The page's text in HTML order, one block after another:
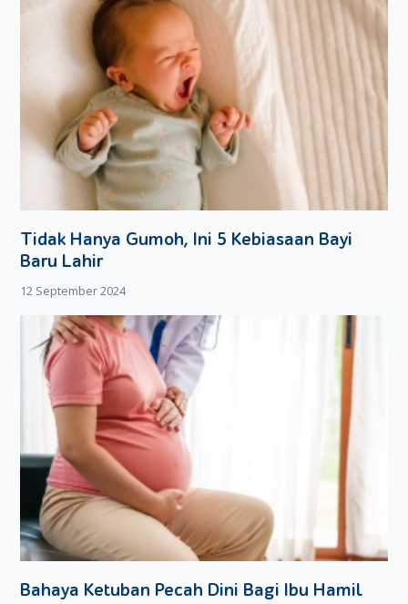
Tidak Hanya Gumoh, Ini 5 Kebiasaan Bayi
Baru Lahir
12 September 2024
Bahaya Ketuban Pecah Dini Bagi Ibu Hamil